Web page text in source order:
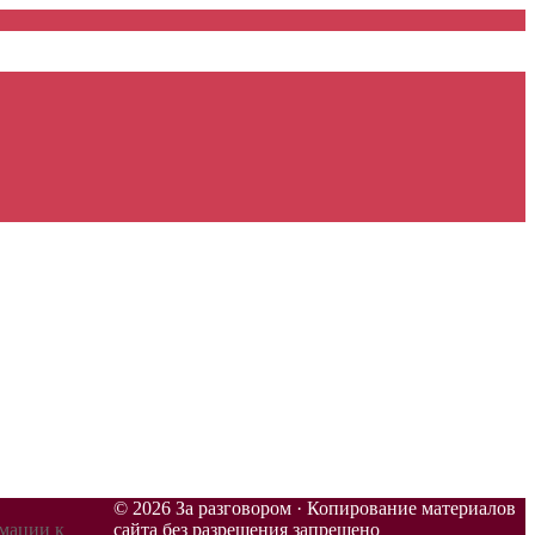
к
© 2026 За разговором · Копирование материалов
сайта без разрешения запрещено